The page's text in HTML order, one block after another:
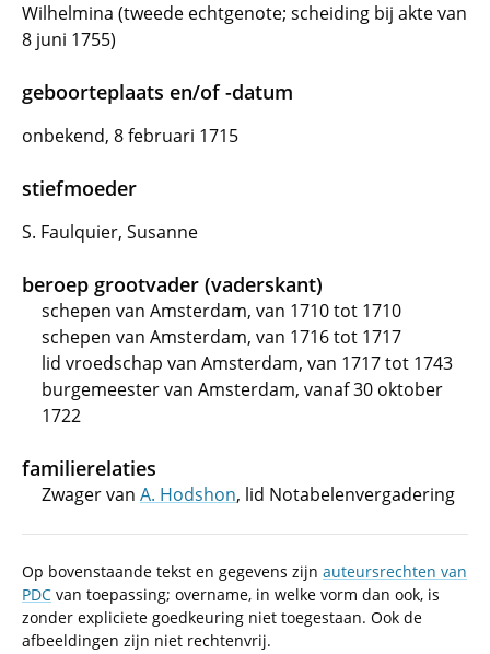
Wilhelmina (tweede echtgenote; scheiding bij akte van
8 juni 1755)
geboorteplaats en/of -datum
onbekend, 8 februari 1715
stiefmoeder
S. Faulquier, Susanne
beroep grootvader (vaderskant)
schepen van Amsterdam, van 1710 tot 1710
schepen van Amsterdam, van 1716 tot 1717
lid vroedschap van Amsterdam, van 1717 tot 1743
burgemeester van Amsterdam, vanaf 30 oktober
1722
familierelaties
Zwager van A. Hodshon, lid Notabelenvergadering
Op bovenstaande tekst en gegevens zijn auteursrechten van
PDC van toepassing; overname, in welke vorm dan ook, is
zonder expliciete goedkeuring niet toegestaan. Ook de
afbeeldingen zijn niet rechtenvrij.